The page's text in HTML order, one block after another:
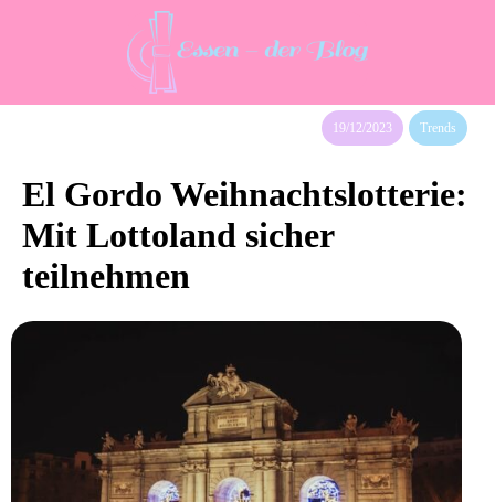
19/12/2023 Trends
El Gordo Weihnachtslotterie:
Mit Lottoland sicher
teilnehmen